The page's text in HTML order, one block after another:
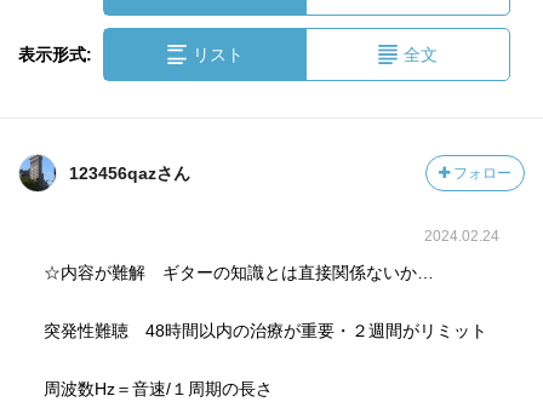
表示形式: リスト 全文
123456qazさん フォロー
2024.02.24
☆内容が難解 ギターの知識とは直接関係ないか…
突発性難聴 48時間以内の治療が重要・２週間がリミット
周波数Hz＝音速/１周期の長さ